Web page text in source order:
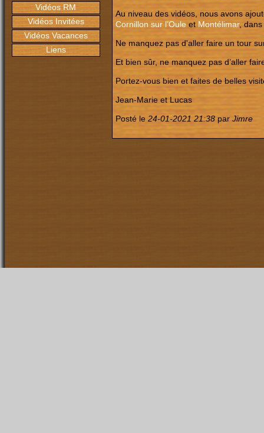
Vidéos RM
Vidéos Invitées
Vidéos Vacances
Liens
Au niveau des vidéos, nous avons
Cornillon sur l’Oule et Montélimar,
Ne manquez pas d'aller faire un tour
Et bien sûr, ne manquez pas d’aller
Portez-vous bien et faites de belles
Jean-Marie et Lucas
Posté le 24-01-2021 21:38 par Jimre